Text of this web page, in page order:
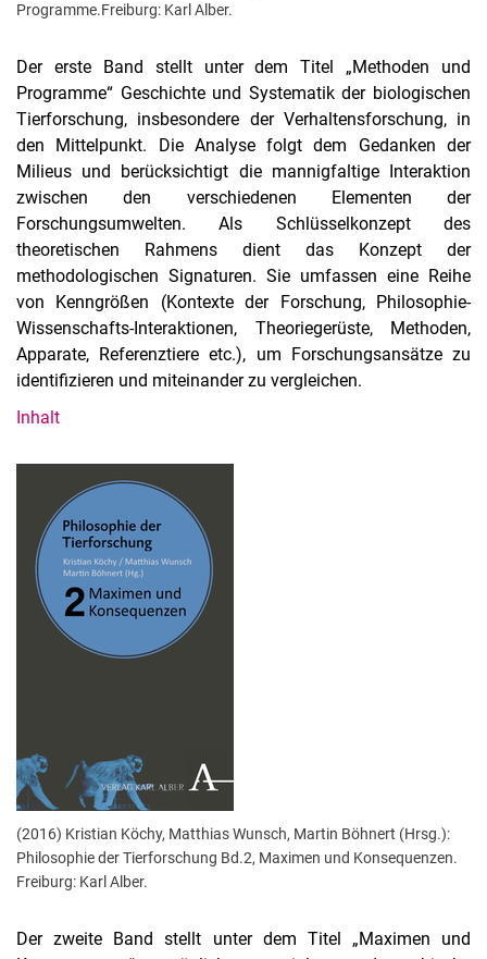
Programme.Freiburg: Karl Alber.
Der erste Band stellt unter dem Titel „Methoden und
Programme“ Geschichte und Systematik der biologischen
Tierforschung, insbesondere der Verhaltensforschung, in
den Mittelpunkt. Die Analyse folgt dem Gedanken der
Milieus und berücksichtigt die mannigfaltige Interaktion
zwischen den verschiedenen Elementen der
Forschungsumwelten. Als Schlüsselkonzept des
theoretischen Rahmens dient das Konzept der
methodologischen Signaturen. Sie umfassen eine Reihe
von Kenngrößen (Kontexte der Forschung, Philosophie-
Wissenschafts-Interaktionen, Theoriegerüste, Methoden,
Apparate, Referenztiere etc.), um Forschungsansätze zu
identifizieren und miteinander zu vergleichen.
Inhalt
(2016) Kristian Köchy, Matthias Wunsch, Martin Böhnert (Hrsg.):
Philosophie der Tierforschung Bd.2, Maximen und Konsequenzen.
Freiburg: Karl Alber.
Der zweite Band stellt unter dem Titel „Maximen und